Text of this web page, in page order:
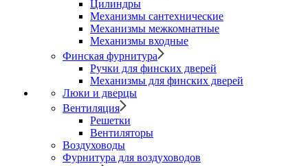
Цилиндры
Механизмы сантехнические
Механизмы межкомнатные
Механизмы входные
Финская фурнитура
Ручки для финских дверей
Механизмы для финских дверей
Люки и дверцы
Вентиляция
Решетки
Вентиляторы
Воздуховоды
Фурнитура для воздуховодов